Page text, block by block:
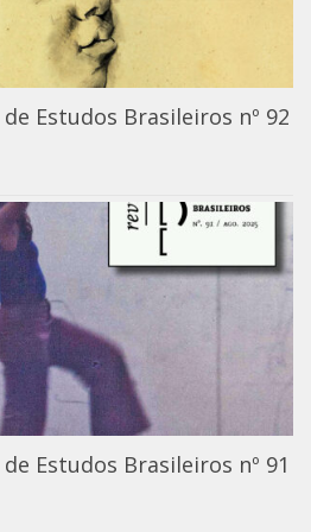
Estudos Brasileiros nº 92
Estudos Brasileiros nº 91